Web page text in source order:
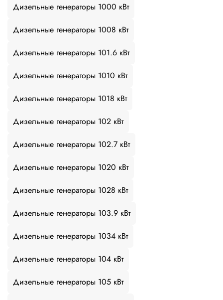
Дизельные генераторы 1000 кВт
Дизельные генераторы 1008 кВт
Дизельные генераторы 101.6 кВт
Дизельные генераторы 1010 кВт
Дизельные генераторы 1018 кВт
Дизельные генераторы 102 кВт
Дизельные генераторы 102.7 кВт
Дизельные генераторы 1020 кВт
Дизельные генераторы 1028 кВт
Дизельные генераторы 103.9 кВт
Дизельные генераторы 1034 кВт
Дизельные генераторы 104 кВт
Дизельные генераторы 105 кВт